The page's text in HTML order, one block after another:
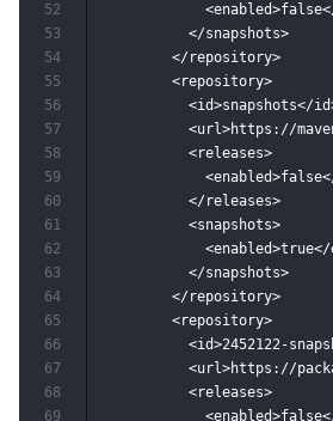
          </snapshots>
        </repository>
        <repository>
<id>snapshots</
<url>https://
          <releases>
          </releases>
          <snapshots>
          </snapshots>
        </repository>
        <repository>
<id>2452122-
<url>https://
          <releases>
52
53
54
55
56
57
58
59
60
61
62
63
64
65
66
67
68
69